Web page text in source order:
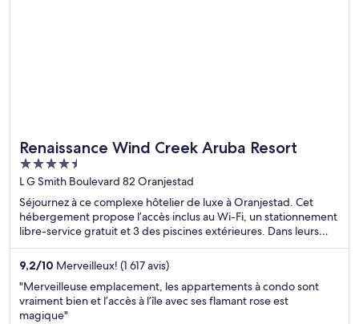
Renaissance Wind Creek Aruba Resort
4.5
out
of
5
L G Smith Boulevard 82 Oranjestad
Séjournez à ce complexe hôtelier de luxe à Oranjestad. Cet
hébergement propose l’accès inclus au Wi-Fi, un stationnement
libre-service gratuit et 3 des piscines extérieures. Dans leurs
avis, nos clients font l’éloge de la piscine et du personnel
serviable. Deux attractions prisées, Centre commercial
Renaissance Mall d'Aruba et Divi Golf and Beach Resort, se
situent à proximité.
9,2/10 Merveilleux! (1 617 avis)
"Merveilleuse emplacement, les appartements à condo sont
vraiment bien et l’accès à l’île avec ses flamant rose est
magique"